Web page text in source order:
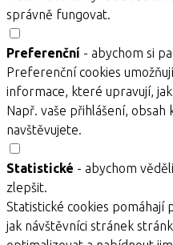
správně fungovat.
Preferenční - abychom si
Preferenční cookies
informace, které upravují,
Např. vaše přihlášení,
navštěvujete.
Statistické - abychom
zlepšit.
Statistické cookies
jak návštěvníci stránek